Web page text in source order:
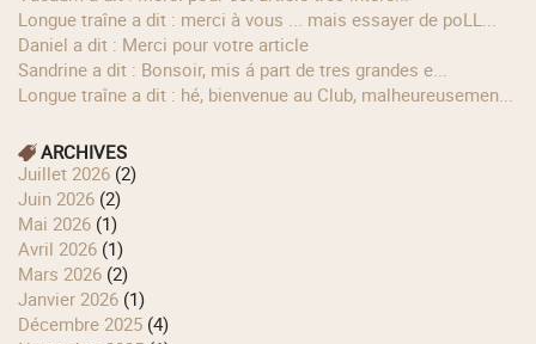
longue traîne a dit : merci à vous ... mais essayer de poLL...
Daniel a dit : Merci pour votre article
Sandrine a dit : Bonsoir, mis á part de tres grandes e...
longue traîne a dit : hé, bienvenue au Club, malheureusemen...
ARCHIVES
juillet 2026 (2)
juin 2026 (2)
mai 2026 (1)
avril 2026 (1)
mars 2026 (2)
janvier 2026 (1)
décembre 2025 (4)